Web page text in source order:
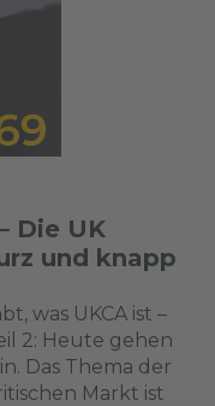
Die UK
und knapp
was UKCA ist –
2: Heute gehen
Das Thema der
Markt ist